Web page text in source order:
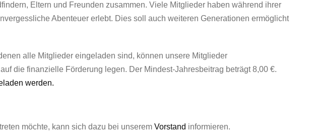
Eltern und Freunden zusammen. Viele Mitglieder haben während ihrer
Abenteuer erlebt. Dies soll auch weiteren Generationen ermöglicht
alle Mitglieder eingeladen sind, können unsere Mitglieder
die finanzielle Förderung legen. Der Mindest-Jahresbeitrag beträgt 8,00 €.
werden.
möchte, kann sich dazu bei unserem Vorstand informieren.